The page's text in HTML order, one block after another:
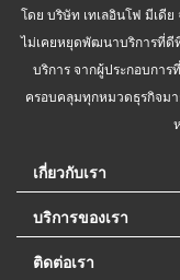
โดย บริษัท เทเลอินโฟ มีเดี
ไม่เคยหยุดพัฒนาบริการที่ดี
บริการ จากผู้ประกอบกา
ครอบคลุมทุกหมวดธุรกิจม
เกี่ยวกับเรา
บริการของเรา
ติดต่อเรา